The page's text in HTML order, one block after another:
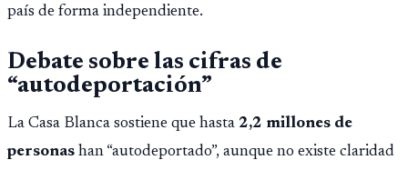
país de forma independiente.
Debate sobre las cifras de
“autodeportación”
La Casa Blanca sostiene que hasta 2,2 millones de
personas han “autodeportado”, aunque no existe claridad